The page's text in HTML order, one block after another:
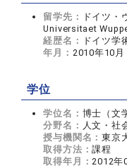
留学先：
ドイツ・
Universitaet
経歴名：
ドイツ学
年月： 2010年10月
学位
学位名： 博士（文
分野名： 人文・社
授与機関名：東京
取得方法：課程
取得年月：2012年